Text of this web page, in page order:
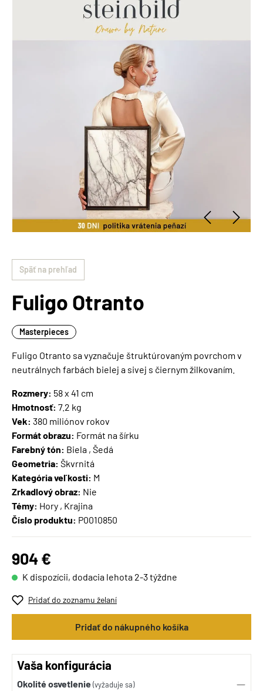
Späť na prehľad
Fuligo Otranto
Masterpieces
Fuligo Otranto sa vyznačuje štruktúrovaným povrchom v
neutrálnych farbách bielej a sivej s čiernym žilkovaním.
Rozmery: 58 x 41 cm
Hmotnosť: 7.2 kg
Vek: 380 miliónov rokov
Formát obrazu: Formát na šírku
Farebný tón: Biela , Šedá
Geometria: Škvrnitá
Kategória veľkosti: M
Zrkadlový obraz: Nie
Témy: Hory , Krajina
Číslo produktu: P0010850
904 €
K dispozícii, dodacia lehota 2-3 týždne
Pridať do zoznamu želaní
Pridať do nákupného košíka
Vaša konfigurácia
Okolité osvetlenie (vyžaduje sa)